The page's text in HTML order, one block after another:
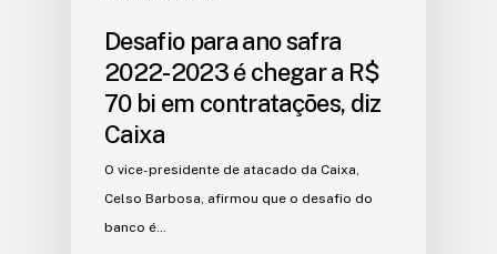
Desafio para ano safra
2022-2023 é chegar a R$
70 bi em contratações, diz
Caixa
O vice-presidente de atacado da Caixa,
Celso Barbosa, afirmou que o desafio do
banco é…